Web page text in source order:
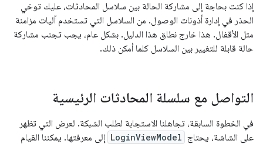
إذا كنت بحاجة إلى مشاركة الحالة بين سلاسل المحادثات، عليك توخي
الحذر في إدارة أذونات الوصول. من السلاسل التي تستخدم آليات مزامنة
مثل الأقفال. هذا خارج نطاق هذا الدليل. بشكل عام، يجب تجنب مشاركة
حالة قابلة للتغيير بين السلاسل كلما أمكن ذلك.
التواصل مع سلسلة المحادثات الرئيسية
في الخطوة السابقة، تجاهلنا الاستجابة لطلب الشبكة. لعرض التي تظهر
على الشاشة، يحتاج LoginViewModel إلى معرفتها. يمكننا القيام